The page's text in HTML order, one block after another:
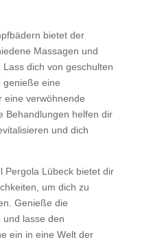
bietet der
Massagen und
dich von geschulten
genieße eine
eine verwöhnende
Behandlungen helfen dir
und dich
Pergola Lübeck bietet dir
um dich zu
Genieße die
und lasse den
ein in eine Welt der